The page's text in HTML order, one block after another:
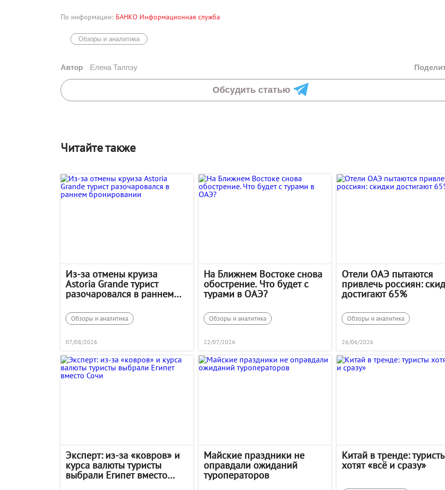
По информации: БАНКО Информационная служба
Обзоры и аналитика
Автор Елена Талпэу
Обсудить статью
Читайте также
Из-за отмены круиза
Astoria Grande турист
разочаровался в раннем
Обзоры и аналитика
07/08/2026
На Ближнем Востоке снова
обострение. Что будет с
турами в ОАЭ?
Обзоры и аналитика
22/07/2026
Отели ОАЭ пытаются
привлечь россиян:
достигают 65%
Обзоры и аналитика
26/06/2026
Эксперт: из-за «ковров» и
курса валюты туристы
выбрали Египет вместо
Майские праздники не
оправдали ожиданий
туроператоров
Китай в тренде:
хотят «всё и сразу»